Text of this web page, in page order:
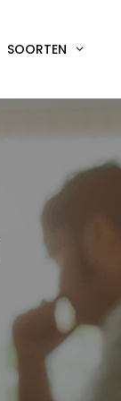
SOORTEN